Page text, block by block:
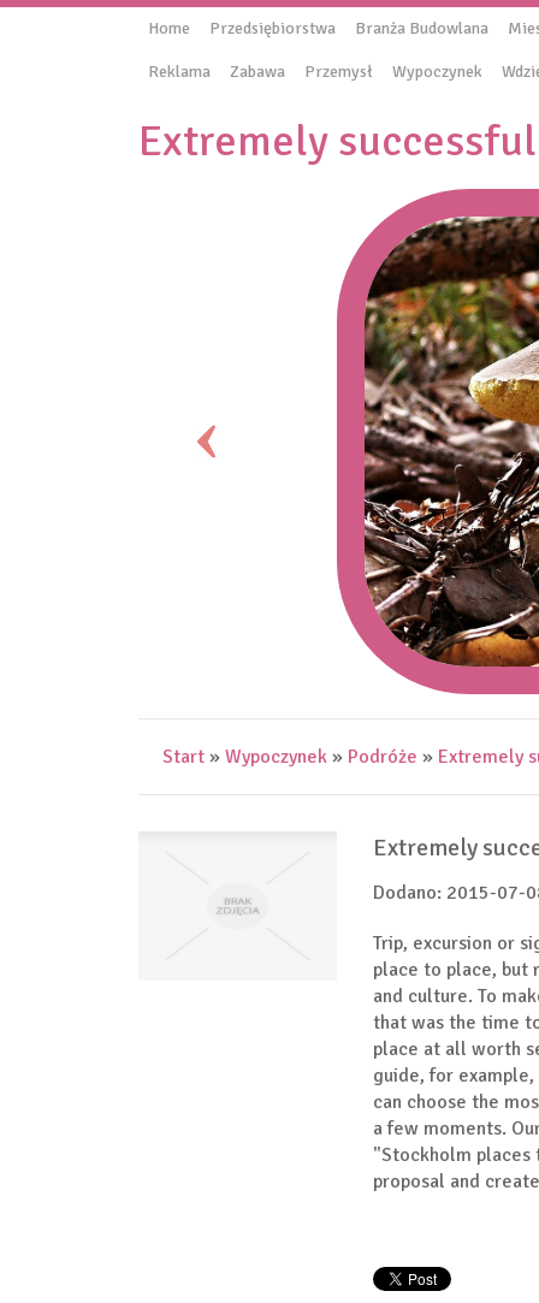
Home Przedsiębiorstwa Branża Budowlana
Reklama Zabawa Przemysł Wypoczynek
Extremely
Start » Wypoczynek » Podróże » Extremely
Extremely
Dodano: 2015-07-
Trip, excursion or
place to place, but
and culture. To
that was the time
place at all worth
guide, for
can choose the
a few moments.
"Stockholm places
proposal and